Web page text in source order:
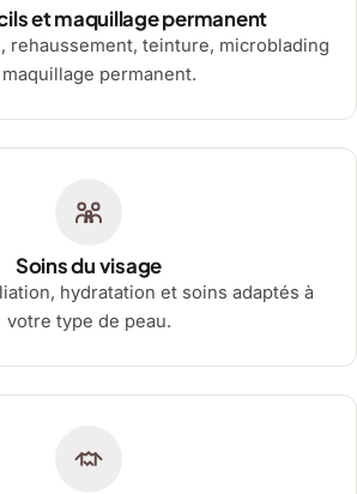
et maquillage permanent
rehaussement, teinture, microblading
permanent.
Soins du visage
hydratation et soins adaptés à
votre type de peau.